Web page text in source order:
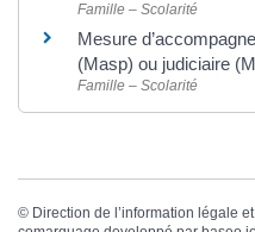
Famille – Scolarité
Mesure
(Masp) ou judiciaire
Famille – Scolarité
© Direction de l’information légale